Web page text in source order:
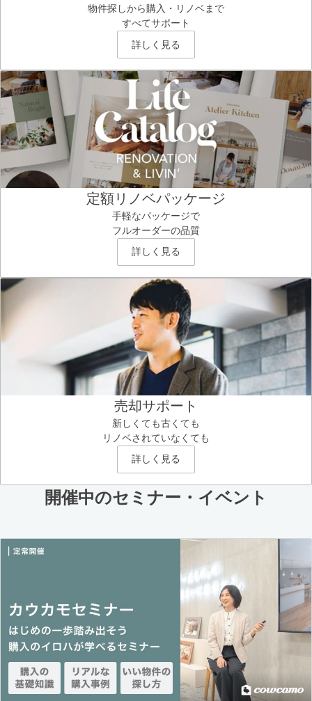
物件探しから購入・リノベまで
すべてサポート
詳しく見る
定額リノベパッケージ
手軽なパッケージで
フルオーダーの品質
詳しく見る
売却サポート
新しくても古くても
リノベされていなくても
詳しく見る
開催中のセミナー・イベント